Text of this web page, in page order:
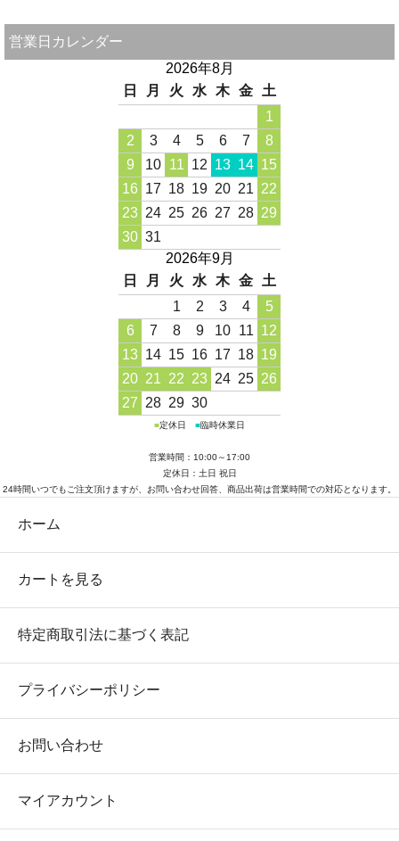
営業日カレンダー
2026年8月
日
月 火 水 木 金
土
1
2
3 4 5 6 7
8
9
10 11 12 13 14 15
16 17 18 19 20 21 22
23 24 25 26 27 28 29
30 31
2026年9月
日
月 火 水 木 金
土
1
2 3 4
5
6
7 8 9 10 11 12
13 14 15 16 17 18 19
20 21 22 23 24 25 26
27 28 29 30
■定休日 ■臨時休業日
営業時間：10:00～17:00
定休日：土日 祝日
24時間いつでもご注文頂けますが、お問い合わせ回答、商品出荷は営業時間での対応となります。
ホーム
カートを見る
特定商取引法に基づく表記
プライバシーポリシー
お問い合わせ
マイアカウント